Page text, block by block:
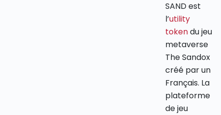
SAND est
l’utility
tokendu jeu
metaverse
The Sandox
créé par un
Français. La
plateforme
de jeu